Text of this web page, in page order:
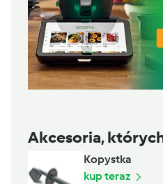
Akcesoria,
Kopystka
kup teraz